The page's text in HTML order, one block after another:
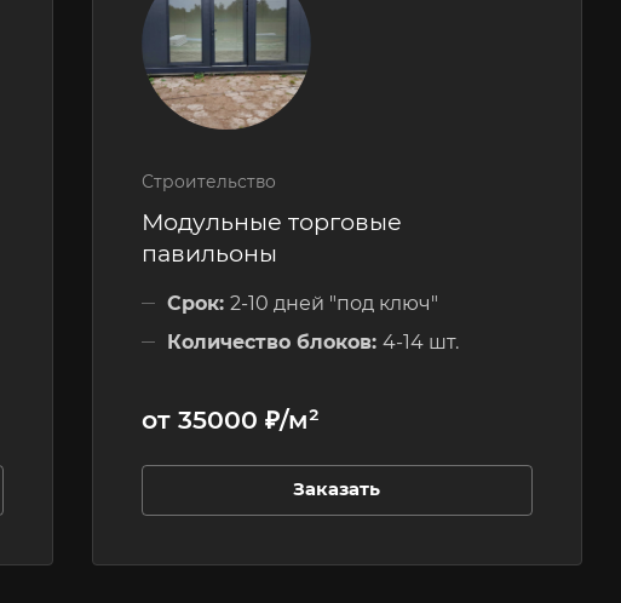
Строительство
Модульные торговые
павильоны
Срок: 2-10 дней "под ключ"
Количество блоков: 4-14 шт.
от 35000 ₽/м²
Заказать